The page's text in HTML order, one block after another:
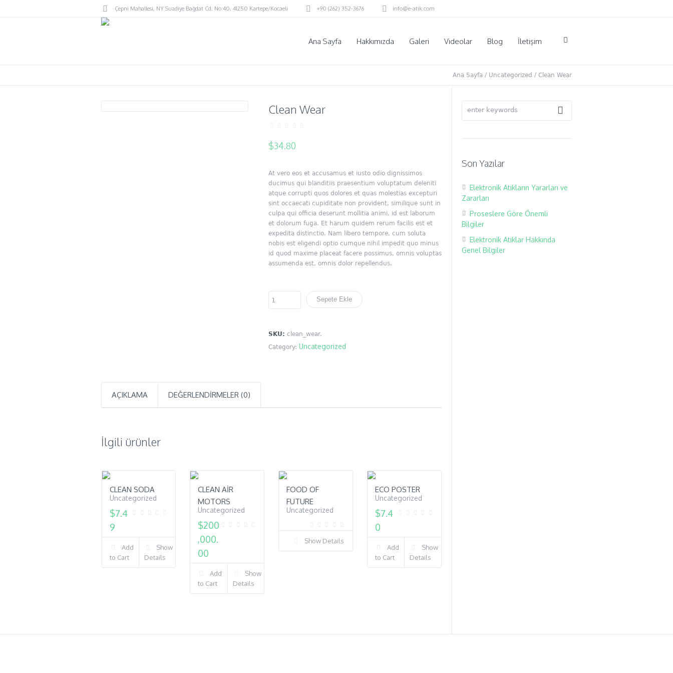
Çepni Mahallesi, NY Suadiye Bağdat Cd. No:40, 41250 Kartepe/Kocaeli +90 (262) 352-3676 info@e-atik.com
Ana Sayfa Hakkımızda Galeri Videolar Blog İletişim
Ana Sayfa / Uncategorized / Clean Wear
Clean Wear
$34.80
At vero eos et accusamus et iusto odio dignissimos
ducimus qui blanditiis praesentium voluptatum deleniti
atque corrupti quos dolores et quas molestias excepturi
sint occaecati cupiditate non provident, similique sunt in
culpa qui officia deserunt mollitia animi, id est laborum
et dolorum fuga. Et harum quidem rerum facilis est et
expedita distinctio. Nam libero tempore, cum soluta
nobis est eligendi optio cumque nihil impedit quo minus
id quod maxime placeat facere possimus, omnis voluptas
assumenda est, omnis dolor repellendus.
Sepete Ekle
SKU: clean_wear.
Category: Uncategorized
AÇIKLAMA DEĞERLENDIRMELER (0)
İlgili ürünler
CLEAN SODA
Uncategorized
$7.4
9
Add
to Cart
Show
Details
CLEAN AIR
MOTORS
Uncategorized
$200
,000.
00
Add
to Cart
Show
Details
FOOD OF
FUTURE
Uncategorized
Show Details
ECO POSTER
Uncategorized
$7.4
0
Add
to Cart
Show
Details
Son Yazılar
Elektronik Atıkların Yararları ve
Zararları
Proseslere Göre Önemli
Bilgiler
Elektronik Atıklar Hakkında
Genel Bilgiler